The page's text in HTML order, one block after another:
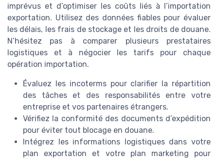
imprévus et d’optimiser les coûts liés à l’importation
exportation. Utilisez des données fiables pour évaluer
les délais, les frais de stockage et les droits de douane.
N’hésitez pas à comparer plusieurs prestataires
logistiques et à négocier les tarifs pour chaque
opération importation.
Évaluez les incoterms pour clarifier la répartition
des tâches et des responsabilités entre votre
entreprise et vos partenaires étrangers.
Vérifiez la conformité des documents d’expédition
pour éviter tout blocage en douane.
Intégrez les informations logistiques dans votre
plan exportation et votre plan marketing pour